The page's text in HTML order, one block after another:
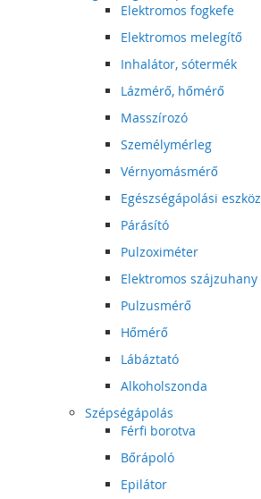
Elektromos fogkefe
Elektromos melegítő
Inhalátor, sótermék
Lázmérő, hőmérő
Masszírozó
Személymérleg
Vérnyomásmérő
Egészségápolási eszköz
Párásító
Pulzoximéter
Elektromos szájzuhany
Pulzusmérő
Hőmérő
Lábáztató
Alkoholszonda
Szépségápolás
Férfi borotva
Bőrápoló
Epilátor